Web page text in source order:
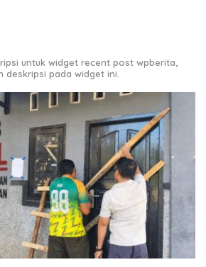
untuk widget recent post wpberita,
deskripsi pada widget ini.